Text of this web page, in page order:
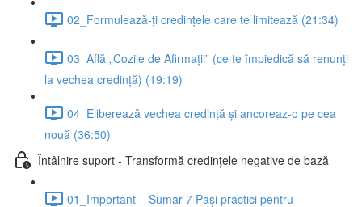
02_Formulează-ți credințele care te limitează (21:34)
03_Află „Cozile de Afirmații” (ce te împiedică să renunți
la vechea credință) (19:19)
04_Eliberează vechea credință și ancoreaz-o pe cea
nouă (36:50)
Întâlnire suport - Transformă credințele negative de bază
01_Important – Sumar 7 Pași practici pentru